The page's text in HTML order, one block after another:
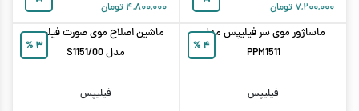
۷,۲۰۰,۰۰۰ تومان ۴,۸۰۰,۰۰۰ تومان
۴ %
ماساژور موی سر فیلیپس مدل
PPM1511
فیلیپس
۳ %
ماشین اصلاح موی صورت فیلیپس
مدل S1151/00
فیلیپس